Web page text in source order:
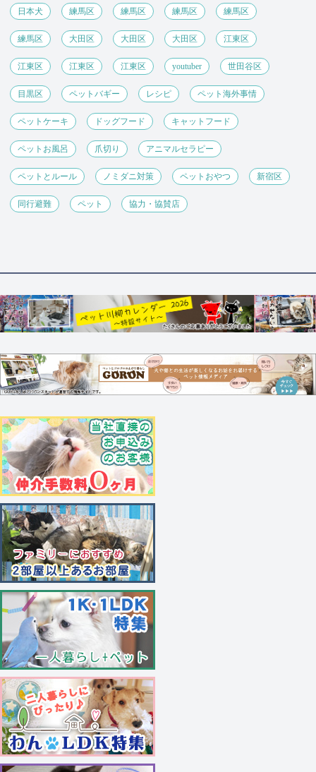
日本犬 練馬区 練馬区 練馬区 練馬区
練馬区 大田区 大田区 大田区 江東区
江東区 江東区 江東区 youtuber 世田谷区
目黒区 ペットバギー レシピ ペット海外事情
ペットケーキ ドッグフード キャットフード
ペットお風呂 爪切り アニマルセラピー
ペットとルール ノミダニ対策 ペットおやつ 新宿区
同行避難 ペット 協力・協賛店